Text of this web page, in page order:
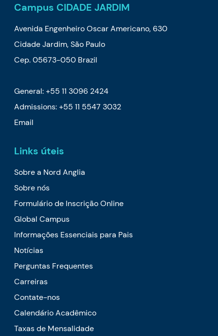
Campus CIDADE JARDIM
Avenida Engenheiro Oscar Americano, 630
Cidade Jardim, São Paulo
Cep. 05673-050 Brazil
General: +55 11 3096 2424
Admissions: +55 11 5547 3032
Email
Links úteis
Sobre a Nord Anglia
Sobre nós
Formulário de Inscrição Online
Global Campus
Informações Essenciais para Pais
Notícias
Perguntas Frequentes
Carreiras
Contate-nos
Calendário Acadêmico
Taxas de Mensalidade